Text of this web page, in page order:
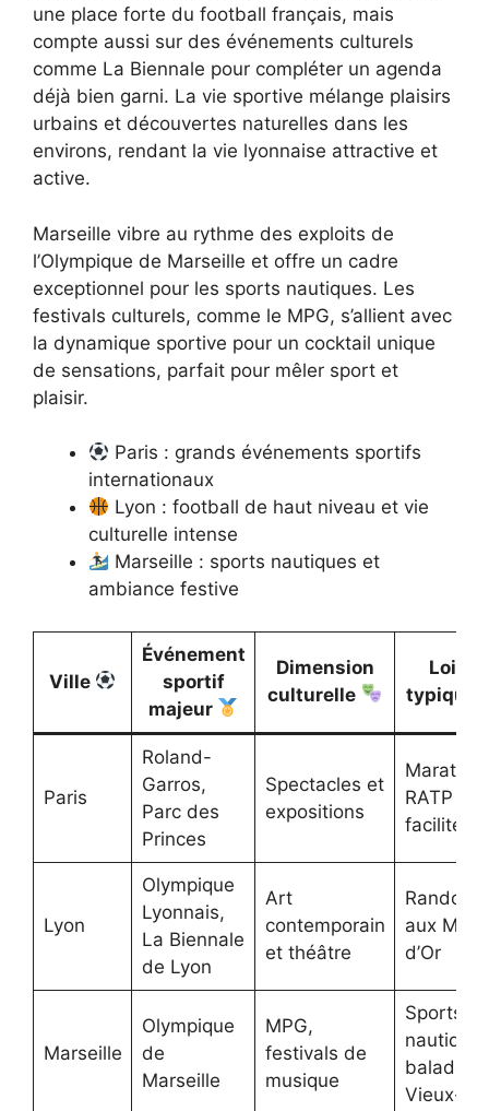
une place forte du football français, mais
compte aussi sur des événements culturels
comme La Biennale pour compléter un agenda
déjà bien garni. La vie sportive mélange plaisirs
urbains et découvertes naturelles dans les
environs, rendant la vie lyonnaise attractive et
active.
Marseille vibre au rythme des exploits de
l’Olympique de Marseille et offre un cadre
exceptionnel pour les sports nautiques. Les
festivals culturels, comme le MPG, s’allient avec
la dynamique sportive pour un cocktail unique
de sensations, parfait pour mêler sport et
plaisir.
Paris : grands événements sportifs
internationaux
Lyon : football de haut niveau et vie
culturelle intense
Marseille : sports nautiques et
ambiance festive
Ville
Événement
sportif
majeur
Dimension
culturelle
Paris
Roland-
Garros,
Parc des
Princes
Spectacles et
expositions
RATP
facilités
Lyon
Olympique
Lyonnais,
La Biennale
de Lyon
Art
contemporain
et théâtre
aux
d’Or
Marseille
Olympique
de
Marseille
MPG,
festivals de
musique
Sports
balades
Vieux-